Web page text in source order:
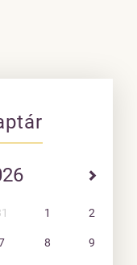
1 2
8 9